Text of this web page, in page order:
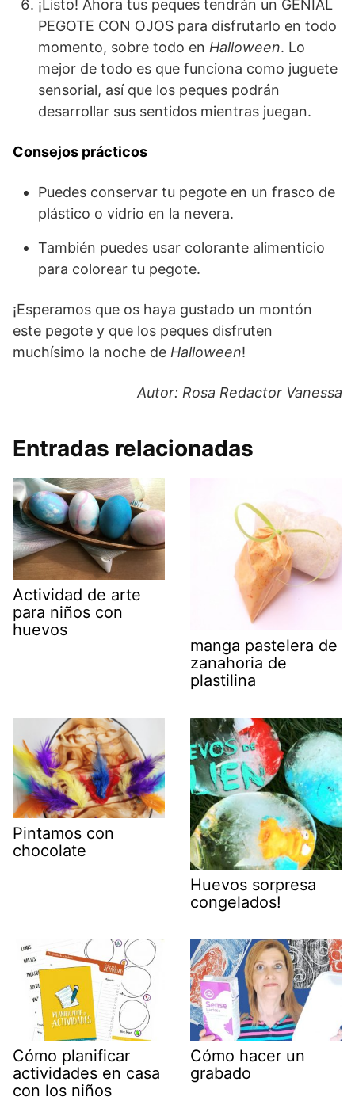
¡Listo! Ahora tus peques tendrán un GENIAL
PEGOTE CON OJOS para disfrutarlo en todo
momento, sobre todo en Halloween. Lo
mejor de todo es que funciona como juguete
sensorial, así que los peques podrán
desarrollar sus sentidos mientras juegan.
Consejos prácticos
Puedes conservar tu pegote en un frasco de
plástico o vidrio en la nevera.
También puedes usar colorante alimenticio
para colorear tu pegote.
¡Esperamos que os haya gustado un montón
este pegote y que los peques disfruten
muchísimo la noche de Halloween!
Autor: Rosa Redactor Vanessa
Entradas relacionadas
Actividad de arte
para niños con
huevos
manga pastelera de
zanahoria de
plastilina
Pintamos con
chocolate
Huevos sorpresa
congelados!
Cómo planificar
actividades en casa
con los niños
Cómo hacer un
grabado